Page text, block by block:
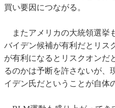
買い要因につながる。
またアメリカの大統領選挙
バイデン候補が有利だとリス
が有利になるとリスクオンだ
るのかは予断を許さないが、
イデン氏だということが自体